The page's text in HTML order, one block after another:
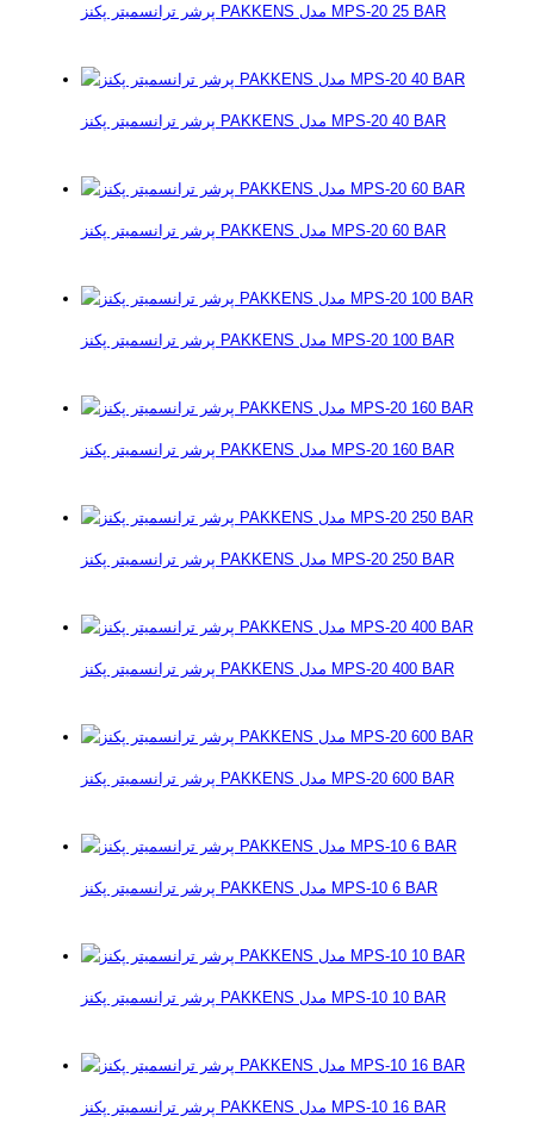
پرشر ترانسمیتر پکنز PAKKENS مدل MPS-20 25 BAR
پرشر ترانسمیتر پکنز PAKKENS مدل MPS-20 40 BAR
پرشر ترانسمیتر پکنز PAKKENS مدل MPS-20 60 BAR
پرشر ترانسمیتر پکنز PAKKENS مدل MPS-20 100 BAR
پرشر ترانسمیتر پکنز PAKKENS مدل MPS-20 160 BAR
پرشر ترانسمیتر پکنز PAKKENS مدل MPS-20 250 BAR
پرشر ترانسمیتر پکنز PAKKENS مدل MPS-20 400 BAR
پرشر ترانسمیتر پکنز PAKKENS مدل MPS-20 600 BAR
پرشر ترانسمیتر پکنز PAKKENS مدل MPS-10 6 BAR
پرشر ترانسمیتر پکنز PAKKENS مدل MPS-10 10 BAR
پرشر ترانسمیتر پکنز PAKKENS مدل MPS-10 16 BAR